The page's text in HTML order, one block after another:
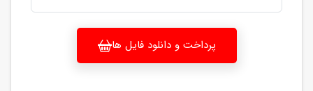
پرداخت و دانلود فایل ها